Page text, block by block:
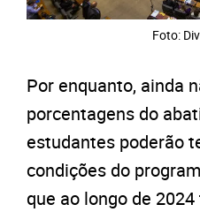
Foto:
Por enquanto, ainda
porcentagens do
estudantes poderão
condições do
que ao longo de